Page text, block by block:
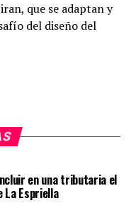
que se adaptan y
del diseño del
en una tributaria el
La Espriella